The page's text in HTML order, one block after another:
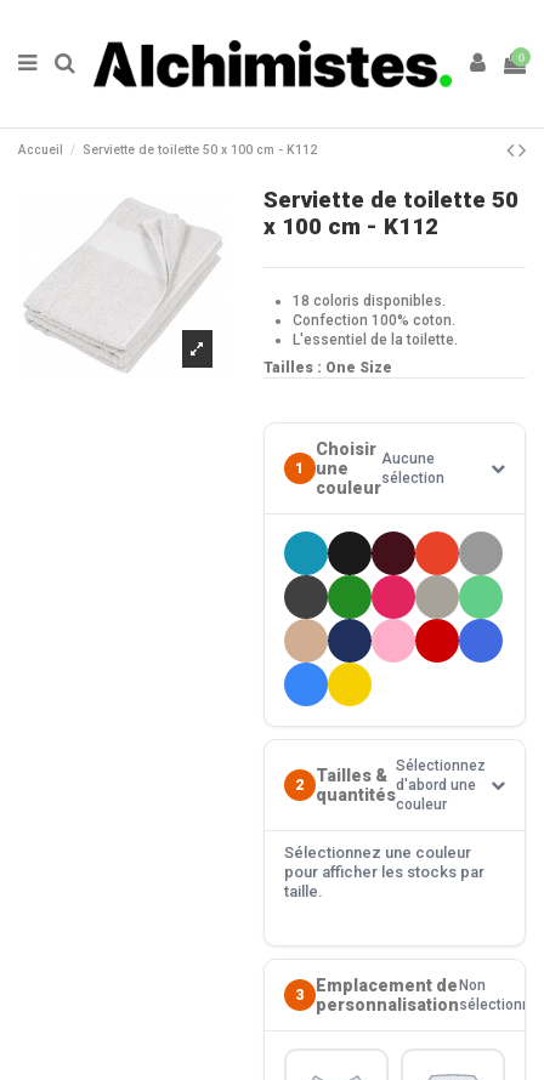
0
Accueil Serviette de toilette 50 x 100 cm - K112
Serviette de toilette 50
x 100 cm - K112
18 coloris disponibles.
Confection 100% coton.
L'essentiel de la toilette.
Tailles : One Size
1
Choisir
une
couleur
Aucune
sélection
2
Tailles &
quantités
Sélectionnez
d'abord une
couleur
Sélectionnez une couleur
pour afficher les stocks par
taille.
3
Emplacement de
personnalisation
Non
sélectionné